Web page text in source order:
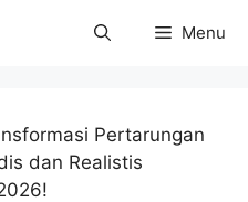
Menu
Pertarungan
dan Realistis